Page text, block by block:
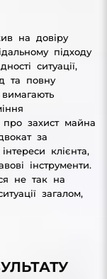
на довіру
підходу
ситуації,
та повну
про захист майна
за
клієнта,
інструменти.
не так на
загалом,